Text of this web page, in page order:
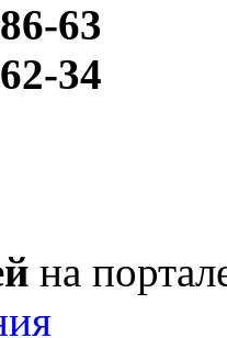
63
34
на